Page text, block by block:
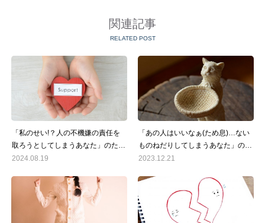
関連記事
RELATED POST
「私のせい!？人の不機嫌の責任を
取ろうとしてしまうあなた」のため
の幸転ポイント
2024.08.19
「あの人はいいなぁ(ため息)…ない
ものねだりしてしまうあなた」のた
めの好転ポイント
2023.12.21